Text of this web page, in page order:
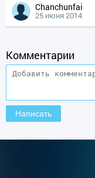
Chanchunfai
25 июня 2014
Комментарии